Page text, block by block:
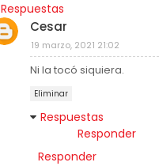
Respuestas
Cesar
19 marzo, 2021 21:02
Ni la tocó siquiera.
Eliminar
Respuestas
Responder
Responder